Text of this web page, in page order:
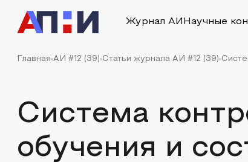
Журнал АИ Научные
Главная АИ #12 (39) Статьи журнала АИ #12 (39)
Система
обучения и